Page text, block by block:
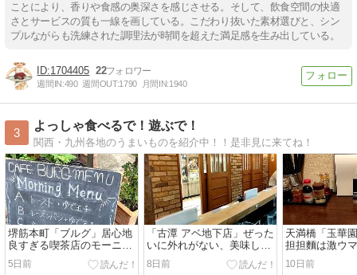
ことにより、香りや食感の奥深さを感じさせる。そして、飲食空間の快適
さとサービスの質も一線を画している。こだわり抜いた素材選びと、シン
プルながらも洗練された調理法が時間を超えた満足感を生み出している。
1704405 22
週間IN:490 週間OUT:1790 月間IN:1940
3
よっしゃ食べるで！遊ぶで！
関西・九州各地のうまいものを紹介中！！是非見に来てね！
堺筋本町「ブルグ」居心地
良すぎる喫茶店のモーニン
グ
5日前
「古潭 アベ地下店」ぜった
いに外れがない、美味しい
ラーメンだな
8日前
天満橋「玉華
担担麵は激ウ
10日前